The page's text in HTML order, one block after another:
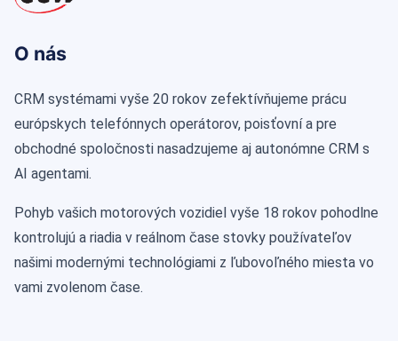
O nás
CRM systémami vyše 20 rokov zefektívňujeme prácu
európskych telefónnych operátorov, poisťovní a pre
obchodné spoločnosti nasadzujeme aj autonómne CRM s
AI agentami.
Pohyb vašich motorových vozidiel vyše 18 rokov pohodlne
kontrolujú a riadia v reálnom čase stovky používateľov
našimi modernými technológiami z ľubovoľného miesta vo
vami zvolenom čase.